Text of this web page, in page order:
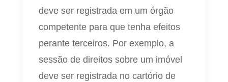
deve ser registrada em um órgão
competente para que tenha efeitos
perante terceiros. Por exemplo, a
sessão de direitos sobre um imóvel
deve ser registrada no cartório de